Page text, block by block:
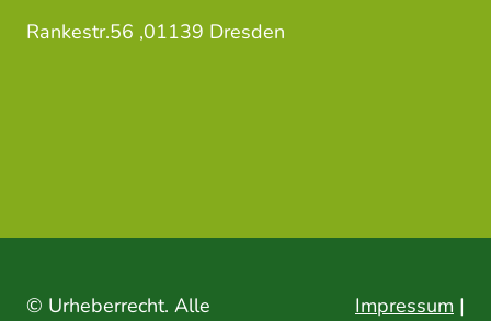
Rankestr.56 ,01139 Dresden
© Urheberrecht. Alle
Impressum |